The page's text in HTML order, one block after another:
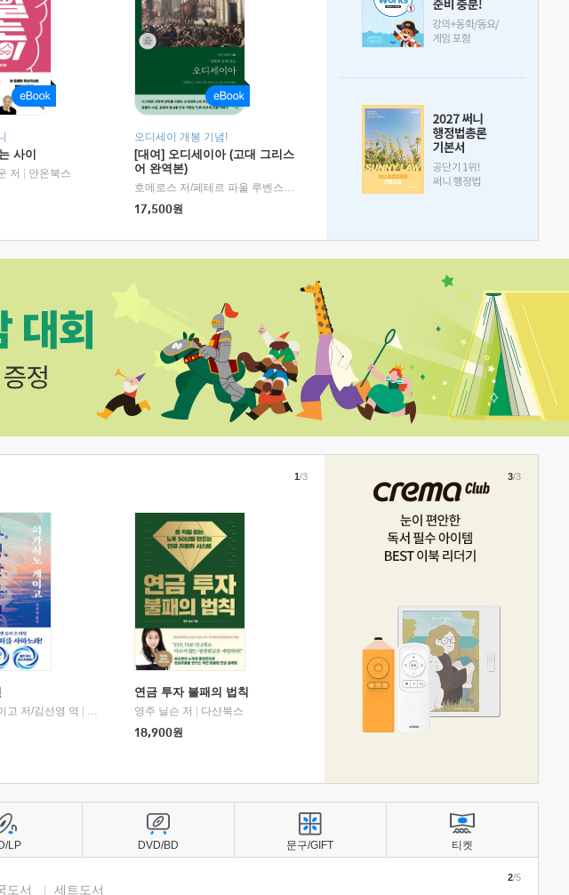
사이
저
안온북스
오디세이 개봉 기념!
[대여] 오디세이아 (고대 그리스
어 완역본)
호메로스 저/페테르 파울 루벤스 그림/박문재 역
현대지성
17,500원
고 저/김선영 역
북다
연금 투자 불패의 법칙
영주 닐슨 저
다산북스
18,900원
1/3 3/3
도서 세트도서
2/5
LP DVD/BD 문구/GIFT 티켓